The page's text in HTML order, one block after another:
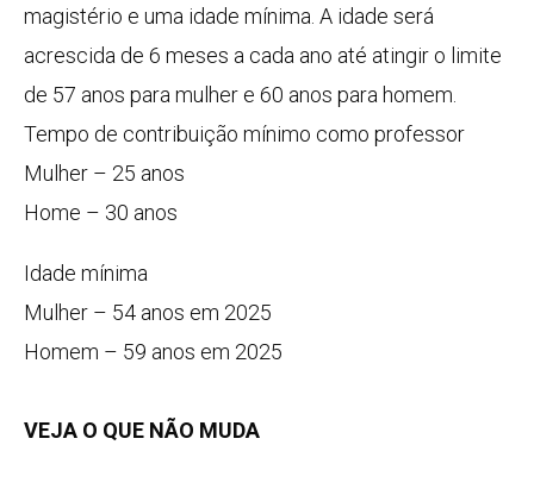
magistério e uma idade mínima. A idade será
acrescida de 6 meses a cada ano até atingir o limite
de 57 anos para mulher e 60 anos para homem.
Tempo de contribuição mínimo como professor
Mulher – 25 anos
Home – 30 anos
Idade mínima
Mulher – 54 anos em 2025
Homem – 59 anos em 2025
VEJA O QUE NÃO MUDA